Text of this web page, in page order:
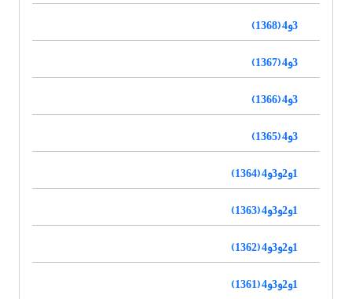
3و4 (1368)
3و4 (1367)
3و4 (1366)
3و4 (1365)
1و2و3و4 (1364)
1و2و3و4 (1363)
1و2و3و4 (1362)
1و2و3و4 (1361)